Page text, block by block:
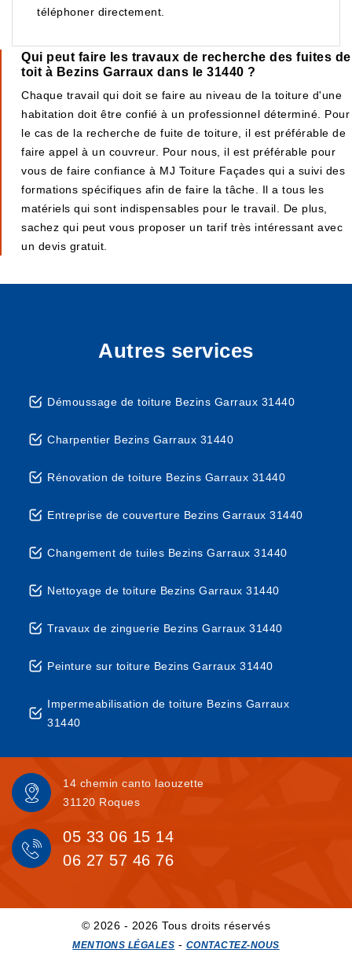
téléphoner directement.
Qui peut faire les travaux de recherche des fuites de
toit à Bezins Garraux dans le 31440 ?
Chaque travail qui doit se faire au niveau de la toiture d'une
habitation doit être confié à un professionnel déterminé. Pour
le cas de la recherche de fuite de toiture, il est préférable de
faire appel à un couvreur. Pour nous, il est préférable pour
vous de faire confiance à MJ Toiture Façades qui a suivi des
formations spécifiques afin de faire la tâche. Il a tous les
matériels qui sont indispensables pour le travail. De plus,
sachez qui peut vous proposer un tarif très intéressant avec
un devis gratuit.
Autres services
Démoussage de toiture Bezins Garraux 31440
Charpentier Bezins Garraux 31440
Rénovation de toiture Bezins Garraux 31440
Entreprise de couverture Bezins Garraux 31440
Changement de tuiles Bezins Garraux 31440
Nettoyage de toiture Bezins Garraux 31440
Travaux de zinguerie Bezins Garraux 31440
Peinture sur toiture Bezins Garraux 31440
Impermeabilisation de toiture Bezins Garraux
31440
14 chemin canto laouzette
31120 Roques
05 33 06 15 14
06 27 57 46 76
© 2026 - 2026 Tous droits réservés
MENTIONS LÉGALES - CONTACTEZ-NOUS